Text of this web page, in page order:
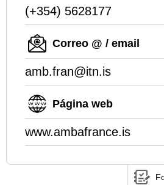
(+354) 5628177
Correo @ / email
amb.fran@itn.is
Página web
www.ambafrance.is